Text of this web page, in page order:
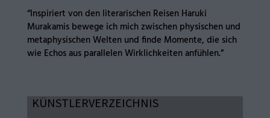
“Inspiriert von den literarischen Reisen Haruki
Murakamis bewege ich mich zwischen physischen und
metaphysischen Welten und finde Momente, die sich
wie Echos aus parallelen Wirklichkeiten anfühlen.”
KÜNSTLERVERZEICHNIS